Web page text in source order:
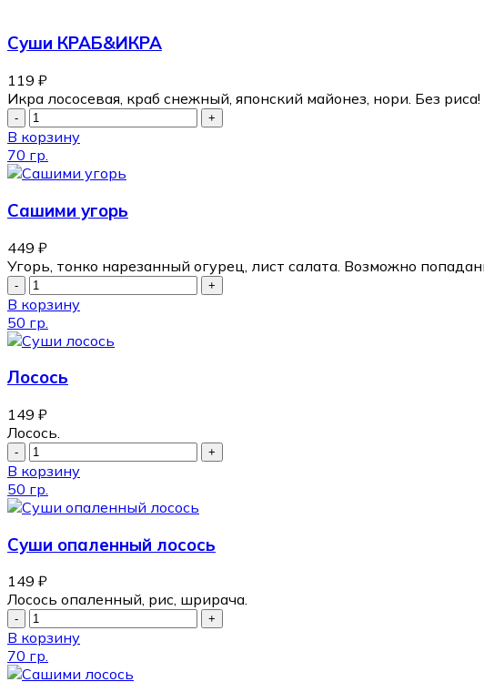
Суши КРАБ&ИКРА
119 ₽
Икра лососевая, краб снежный, японский майонез, нори. Без риса!
В корзину
70 гр.
Сашими угорь
449 ₽
Угорь, тонко нарезанный огурец, лист салата. Возможно
В корзину
50 гр.
Лосось
149 ₽
Лосось.
В корзину
50 гр.
Суши опаленный лосось
149 ₽
Лосось опаленный, рис, шрирача.
В корзину
70 гр.